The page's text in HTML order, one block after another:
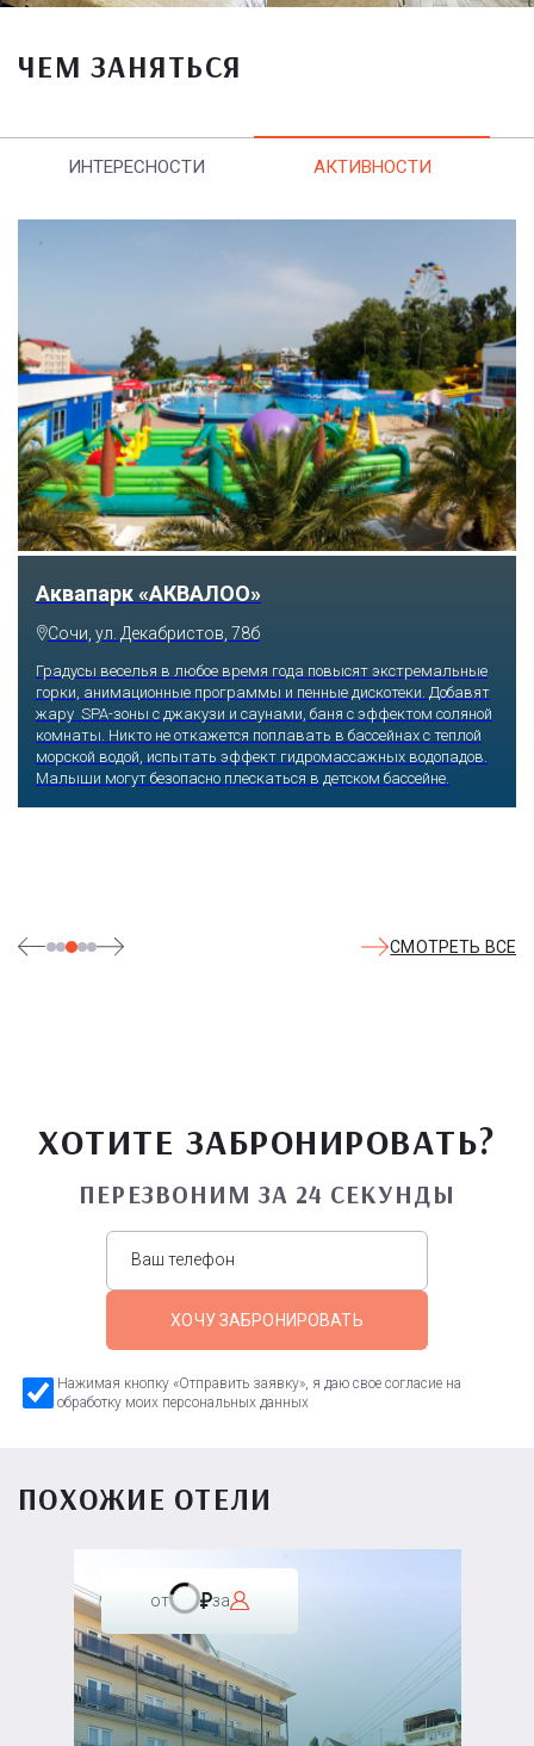
ЧЕМ ЗАНЯТЬСЯ
ИНТЕРЕСНОСТИ АКТИВНОСТИ
Аквапарк «АКВАЛОО»
Сочи, ул. Декабристов, 78б
Градусы веселья в любое время года повысят экстремальные
горки, анимационные программы и пенные дискотеки. Добавят
жару SPA-зоны с джакузи и саунами, баня с эффектом соляной
комнаты. Никто не откажется поплавать в бассейнах с теплой
морской водой, испытать эффект гидромассажных водопадов.
Малыши могут безопасно плескаться в детском бассейне.
СМОТРЕТЬ ВСЕ
ХОТИТЕ ЗАБРОНИРОВАТЬ?
ПЕРЕЗВОНИМ ЗА 24 СЕКУНДЫ
ХОЧУ ЗАБРОНИРОВАТЬ
Нажимая кнопку «Отправить заявку», я даю свое согласие на
обработку моих персональных данных
ПОХОЖИЕ ОТЕЛИ
от за